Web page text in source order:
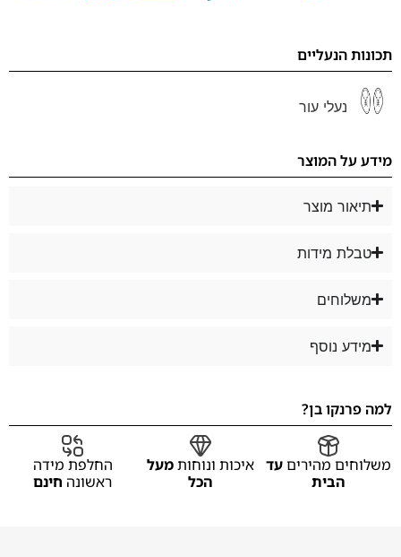
תכונות הנעליים
נעלי עור
מידע על המוצר
תיאור מוצר
טבלת מידות
משלוחים
מידע נוסף
למה פרנקו בן?
משלוחים מהיריםעד
הבית
איכות ונוחותמעל
הכל
החלפת מידה
ראשונה חינם